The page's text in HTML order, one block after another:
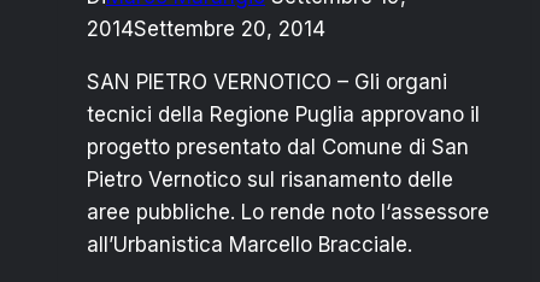
2014Settembre 20, 2014
SAN PIETRO VERNOTICO – Gli organi
tecnici della Regione Puglia approvano il
progetto presentato dal Comune di San
Pietro Vernotico sul risanamento delle
aree pubbliche. Lo rende noto l‘assessore
all’Urbanistica Marcello Bracciale.